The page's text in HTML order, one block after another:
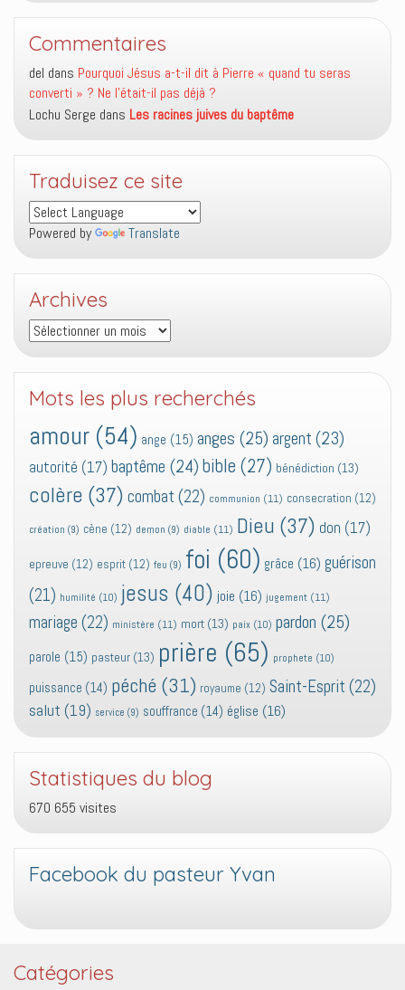
Commentaires
del dans Pourquoi Jésus a-t-il dit à Pierre « quand tu seras
converti » ? Ne l’était-il pas déjà ?
Lochu Serge dans Les racines juives du baptême
Traduisez ce site
Powered by Translate
Archives
Archives
Mots les plus recherchés
amour (54) ange (15) anges (25) argent (23)
autorité (17) baptême (24) bible (27) bénédiction (13)
colère (37) combat (22) communion (11) consecration (12)
création (9) cène (12) demon (9) diable (11) Dieu (37) don (17)
epreuve (12) esprit (12) feu (9) foi (60) grâce (16) guérison
(21) humilité (10) jesus (40) joie (16) jugement (11)
mariage (22) ministère (11) mort (13) paix (10) pardon (25)
parole (15) pasteur (13) prière (65) prophete (10)
puissance (14) péché (31) royaume (12) Saint-Esprit (22)
salut (19) service (9) souffrance (14) église (16)
Statistiques du blog
670 655 visites
Facebook du pasteur Yvan
Catégories